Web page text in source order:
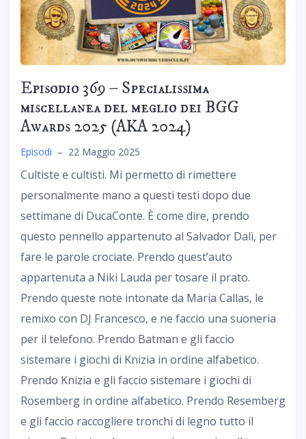
Episodio 369 – Specialissima
miscellanea del meglio dei BGG
Awards 2025 (AKA 2024)
Episodi – 22 Maggio 2025
Cultiste e cultisti. Mi permetto di rimettere
personalmente mano a questi testi dopo due
settimane di DucaConte. È come dire, prendo
questo pennello appartenuto al Salvador Dalì, per
fare le parole crociate. Prendo quest’auto
appartenuta a Niki Lauda per tosare il prato.
Prendo queste note intonate da Maria Callas, le
remixo con DJ Francesco, e ne faccio una suoneria
per il telefono. Prendo Batman e gli faccio
sistemare i giochi di Knizia in ordine alfabetico.
Prendo Knizia e gli faccio sistemare i giochi di
Rosemberg in ordine alfabetico. Prendo Resemberg
e gli faccio raccogliere tronchi di legno tutto il